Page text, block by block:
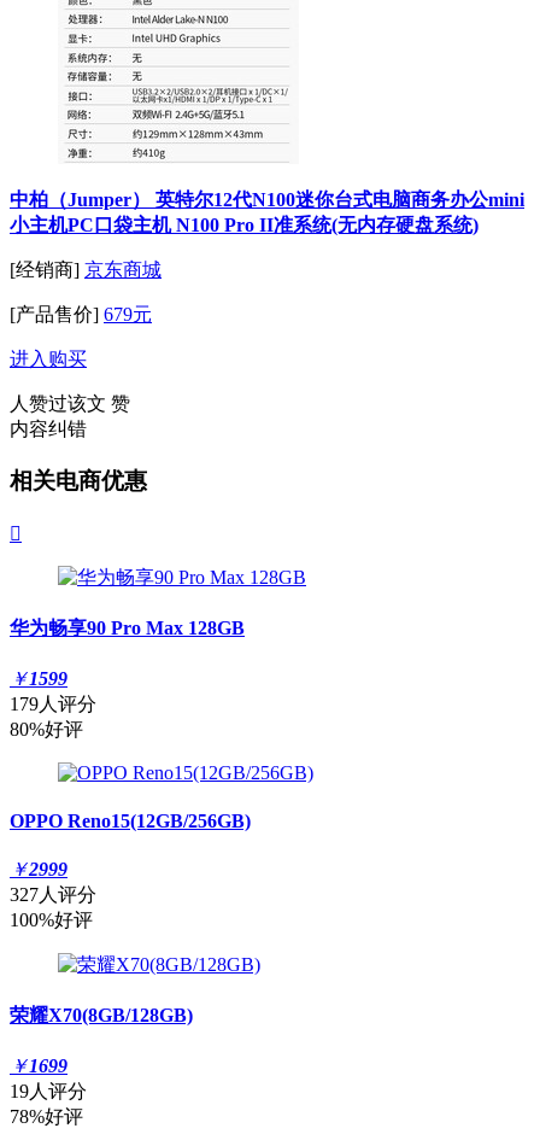
中柏（Jumper） 英特尔12代N100迷你台式电脑商务办公mini
小主机PC口袋主机 N100 Pro II准系统(无内存硬盘系统)
[经销商] 京东商城
[产品售价] 679元
进入购买
人赞过该文 赞
内容纠错
相关电商优惠

华为畅享90 Pro Max 128GB
￥1599
179人评分
80%好评
OPPO Reno15(12GB/256GB)
￥2999
327人评分
100%好评
荣耀X70(8GB/128GB)
￥1699
19人评分
78%好评